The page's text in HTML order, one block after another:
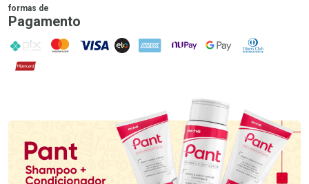
formas de
Pagamento
PIX MasterCard
VISA ELO AMEX NuPay Google PayDiners Club
Hipercard
Promoção em Destaque